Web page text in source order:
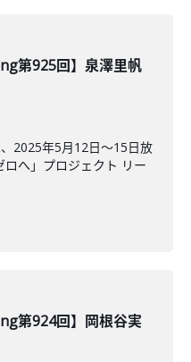
第925回】泉澤里帆
2025年5月12日〜15日放
へ」プロジェクト リー
第924回】岡根谷実